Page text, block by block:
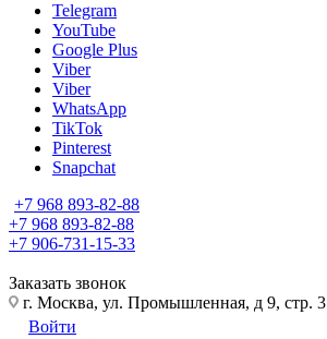
Telegram
YouTube
Google Plus
Viber
Viber
WhatsApp
TikTok
Pinterest
Snapchat
+7 968 893-82-88
+7 968 893-82-88
+7 906-731-15-33
Заказать звонок
г. Москва, ул. Промышленная, д 9, стр. 3
Войти